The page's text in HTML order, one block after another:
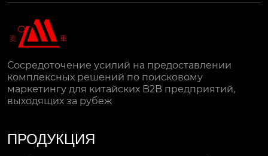
Сосредоточение усилий на предоставлении
комплексных решений по поисковому
маркетингу для китайских B2B предприятий,
выходящих за рубеж
ПРОДУКЦИЯ